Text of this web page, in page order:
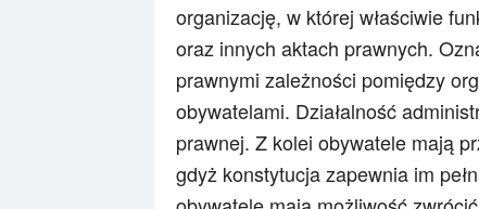
organizację, w której właściwie
oraz innych aktach prawnych.
prawnymi zależności pomiędzy
obywatelami. Działalność
prawnej. Z kolei obywatele mają
gdyż konstytucja zapewnia im